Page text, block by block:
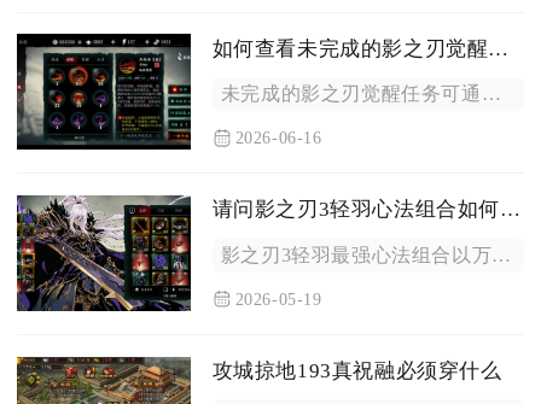
如何查看未完成的影之刃觉醒任务
未完成的影之刃觉醒任务可通过游戏内任务面板、角色觉醒界面及副...
2026-06-16
请问影之刃3轻羽心法组合如何才能达到最强
影之刃3轻羽最强心法组合以万魔之魂、魔堡故人、暗夜飘香、芳华...
2026-05-19
攻城掠地193真祝融必须穿什么